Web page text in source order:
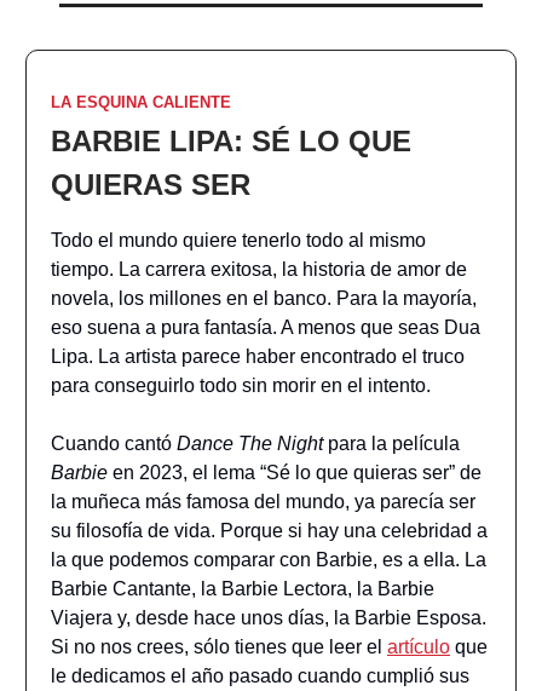
LA ESQUINA CALIENTE
BARBIE LIPA: SÉ LO QUE
QUIERAS SER
Todo el mundo quiere tenerlo todo al mismo
tiempo. La carrera exitosa, la historia de amor de
novela, los millones en el banco. Para la mayoría,
eso suena a pura fantasía. A menos que seas Dua
Lipa. La artista parece haber encontrado el truco
para conseguirlo todo sin morir en el intento.
Cuando cantó Dance The Nightpara la película
Barbie en 2023, el lema “Sé lo que quieras ser” de
la muñeca más famosa del mundo, ya parecía ser
su filosofía de vida. Porque si hay una celebridad a
la que podemos comparar con Barbie, es a ella. La
Barbie Cantante, la Barbie Lectora, la Barbie
Viajera y, desde hace unos días, la Barbie Esposa.
Si no nos crees, sólo tienes que leer el artículo que
le dedicamos el año pasado cuando cumplió sus